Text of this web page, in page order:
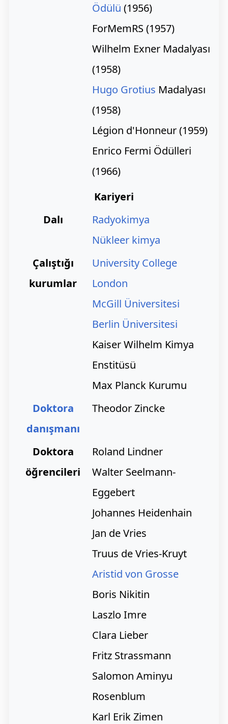
Ödülü (1956)
ForMemRS (1957)
Wilhelm Exner Madalyası
(1958)
Hugo Grotius Madalyası
(1958)
Légion d'Honneur(1959)
Enrico Fermi Ödülleri
(1966)
Kariyeri
Dalı
Radyokimya
Nükleer kimya
Çalıştığı
kurumlar
University College
London
McGill Üniversitesi
Berlin Üniversitesi
Kaiser Wilhelm Kimya
Enstitüsü
Max Planck Kurumu
Doktora
danışmanı
Theodor Zincke
Doktora
öğrencileri
Roland Lindner
Walter Seelmann-
Eggebert
Johannes Heidenhain
Jan de Vries
Truus de Vries-Kruyt
Aristid von Grosse
Boris Nikitin
Laszlo Imre
Clara Lieber
Fritz Strassmann
Salomon Aminyu
Rosenblum
Karl Erik Zimen